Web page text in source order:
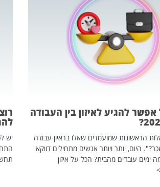
להגיע לאיזון בין העבודה
הראשונות שמועמדים שאלו בראיון עבודה
היום, יותר ויותר אנשים מתחילים דווקא
ימים עובדים מהבית? הכל על איזון
יש